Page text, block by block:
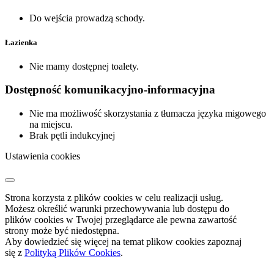
Do wejścia prowadzą schody.
Łazienka
Nie mamy dostępnej toalety.
Dostępność komunikacyjno-informacyjna
Nie ma możliwość skorzystania z tłumacza języka migowego
na miejscu.
Brak pętli indukcyjnej
Ustawienia cookies
Strona korzysta z plików cookies w celu realizacji usług.
Możesz określić warunki przechowywania lub dostępu do
plików cookies w Twojej przeglądarce ale pewna zawartość
strony może być niedostępna.
Aby dowiedzieć się więcej na temat plikow cookies zapoznaj
się z Polityką Plików Cookies.